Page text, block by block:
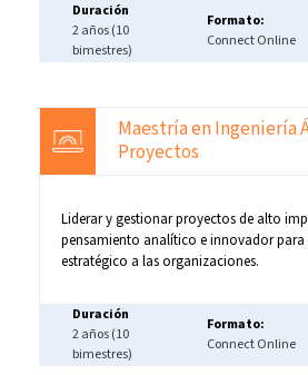
Duración
2 años (10
bimestres)
Formato:
Connect Online
Maestría en Ingeniería
Proyectos
Liderar y gestionar proyectos de alto
pensamiento analítico e innovador
estratégico a las organizaciones.
Duración
2 años (10
bimestres)
Formato:
Connect Online